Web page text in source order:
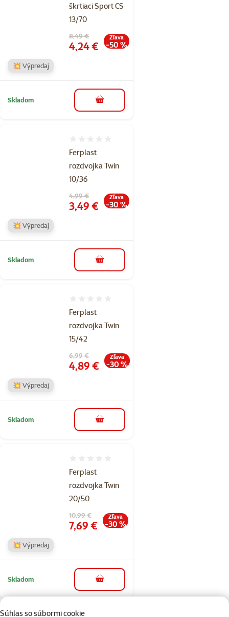
Súhlas so súbormi cookie
škrtiaci Sport CS
13/70
Pôvodná cena
8,49 €
Cena
4,24 €
Zľava
-50 %
💥 Výpredaj
Skladom do košíka
Ferplast
rozdvojka Twin
10/36
Pôvodná cena
4,99 €
Cena
3,49 €
Zľava
-30 %
💥 Výpredaj
Skladom do košíka
Ferplast
rozdvojka Twin
15/42
Pôvodná cena
6,99 €
Cena
4,89 €
Zľava
-30 %
💥 Výpredaj
Skladom do košíka
Ferplast
rozdvojka Twin
20/50
Pôvodná cena
10,99 €
Cena
7,69 €
Zľava
-30 %
💥 Výpredaj
Skladom do košíka